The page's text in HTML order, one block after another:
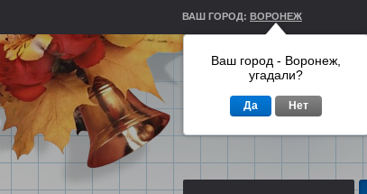
ВАШ ГОРОД: ВОРОНЕЖ
Ваш город - Воронеж,
угадали?
Да Нет